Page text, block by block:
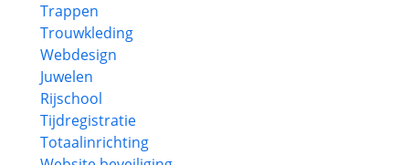
Trappen
Trouwkleding
Webdesign
Juwelen
Rijschool
Tijdregistratie
Totaalinrichting